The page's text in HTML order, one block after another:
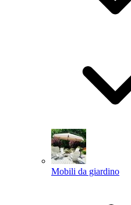
Mobili da giardino